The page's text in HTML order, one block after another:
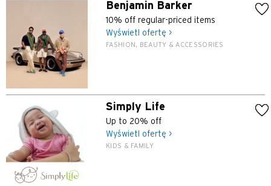
Benjamin Barker
10% off regular-priced items
Wyświetl ofertę >
FASHION, BEAUTY & ACCESSORIES
Simply Life
Up to 20% off
Wyświetl ofertę >
KIDS & FAMILY